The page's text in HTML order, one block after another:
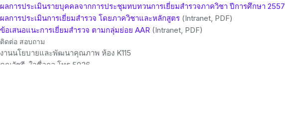
ผลการประเมินรายบุคคลจากการประชุมทบทวนการเยี่ยมสำรวจภาควิชา ปีการศึกษา 2557
ผลการประเมินการเยี่ยมสำรวจ โดยภาควิชาและหลักสูตร (Intranet, PDF)
ข้อเสนอแนะการเยี่ยมสำรวจ ตามกลุ่มย่อย AAR (Intranet, PDF)
ติดต่อ สอบถาม
งานนโยบายและพัฒนาคุณภาพ ห้อง K115
คุณวัชรี ใจซื่อกุล โทร 5036